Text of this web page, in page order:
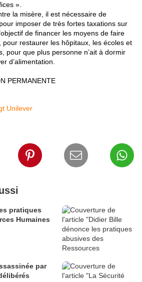
».
la misère, il est nécessaire de
imposer de très fortes taxations sur
de financer les moyens de faire
pour restaurer les hôpitaux, les écoles et
pour que plus personne n’ait à dormir
d’alimentation.
PERMANENTE
Unilever
pratiques
Humaines
par